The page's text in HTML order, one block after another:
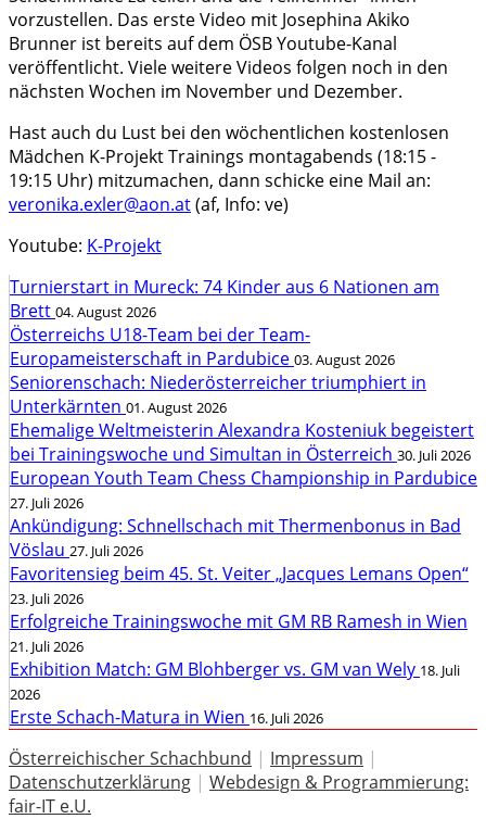
vorzustellen. Das erste Video mit Josephina Akiko
Brunner ist bereits auf dem ÖSB Youtube-Kanal
veröffentlicht. Viele weitere Videos folgen noch in den
nächsten Wochen im November und Dezember.
Hast auch du Lust bei den wöchentlichen kostenlosen
Mädchen K-Projekt Trainings montagabends (18:15 -
19:15 Uhr) mitzumachen, dann schicke eine Mail an:
veronika.exler@aon.at(af, Info: ve)
Youtube: K-Projekt
Turnierstart in Mureck: 74 Kinder aus 6 Nationen am
Brett 04. August 2026
Österreichs U18-Team bei der Team-
Europameisterschaft in Pardubice 03. August 2026
Seniorenschach: Niederösterreicher triumphiert in
Unterkärnten 01. August 2026
Ehemalige Weltmeisterin Alexandra Kosteniuk begeistert
bei Trainingswoche und Simultan in Österreich 30. Juli 2026
European Youth Team Chess Championship in Pardubice
27. Juli 2026
Ankündigung: Schnellschach mit Thermenbonus in Bad
Vöslau 27. Juli 2026
Favoritensieg beim 45. St. Veiter „Jacques Lemans Open“
23. Juli 2026
Erfolgreiche Trainingswoche mit GM RB Ramesh in Wien
21. Juli 2026
Exhibition Match: GM Blohberger vs. GM van Wely 18. Juli
2026
Erste Schach-Matura in Wien 16. Juli 2026
Österreichischer Schachbund | Impressum |
Datenschutzerklärung | Webdesign & Programmierung:
fair-IT e.U.